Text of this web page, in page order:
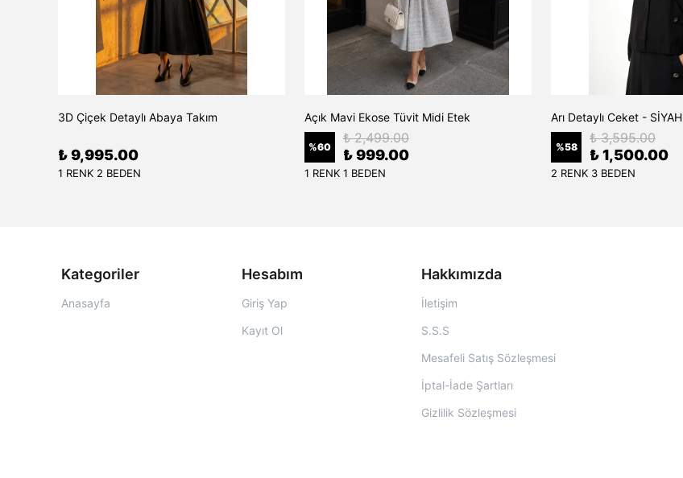
3D Çiçek Detaylı Abaya Takım
₺ 9,995.00
1 RENK 2 BEDEN
Açık Mavi Ekose Tüvit Midi Etek
%60
₺ 2,499.00
₺ 999.00
1 RENK 1 BEDEN
Arı Detaylı Ceket - SİYAH
%58
₺ 3,595.00
₺ 1,500.00
2 RENK 3 BEDEN
Kategoriler
Anasayfa
Hesabım
Giriş Yap
Kayıt Ol
Hakkımızda
İletişim
S.S.S
Mesafeli Satış Sözleşmesi
İptal-İade Şartları
Gizlilik Sözleşmesi